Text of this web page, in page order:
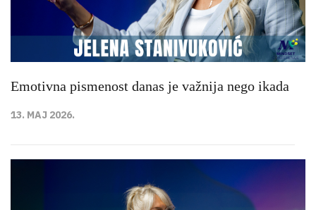
Emotivna pismenost danas je važnija nego ikada
13. MAJ 2026.